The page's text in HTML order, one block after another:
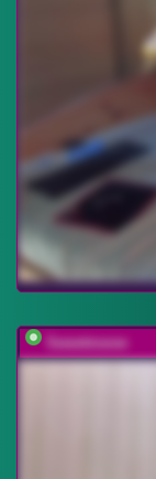
Sweetmeow